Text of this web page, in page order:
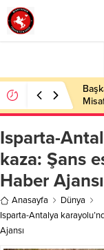
Isparta-
kaza: Şans
Haber Ajansı
Anasayfa
Dünya
Isparta-Antalya
Ajansı